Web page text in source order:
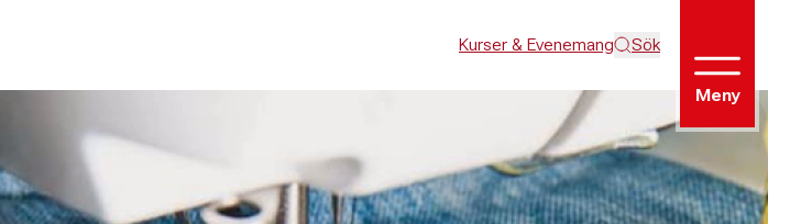
Kurser & Evenemang Sök
Meny